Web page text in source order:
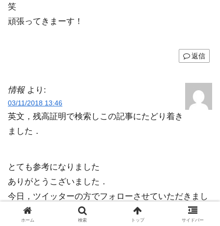
笑
頑張ってきまーす！
返信
情報 より:
03/11/2018 13:46
英文，残高証明で検索しこの記事にたどり着き
ました．
とても参考になりました
ありがとうこざいました．
今日，ツイッターの方でフォローさせていただきまし
た．よろしくお願いします．
ホーム 検索 トップ サイドバー